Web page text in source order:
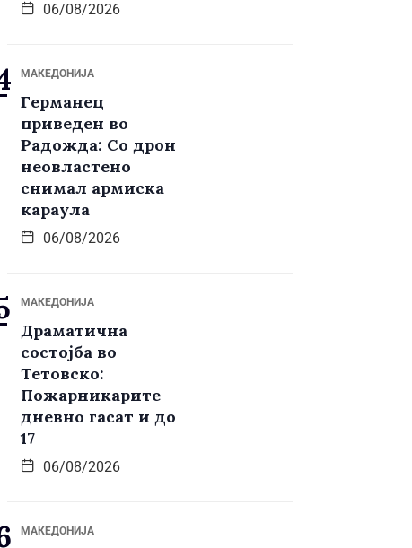
06/08/2026
МАКЕДОНИЈА
Германец
приведен во
Радожда: Со дрон
неовластено
снимал армиска
караула
06/08/2026
МАКЕДОНИЈА
Драматична
состојба во
Тетовско:
Пожарникарите
дневно гасат и до
17
06/08/2026
МАКЕДОНИЈА